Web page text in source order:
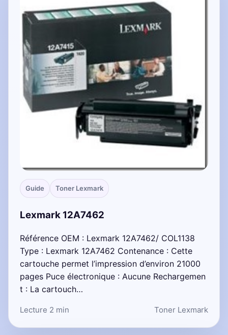
Guide Toner Lexmark
Lexmark 12A7462
Référence OEM : Lexmark 12A7462/ COL1138
Type : Lexmark 12A7462 Contenance : Cette
cartouche permet l’impression d’environ 21000
pages Puce électronique : Aucune Rechargemen
t : La cartouch…
Lecture 2 min Toner Lexmark